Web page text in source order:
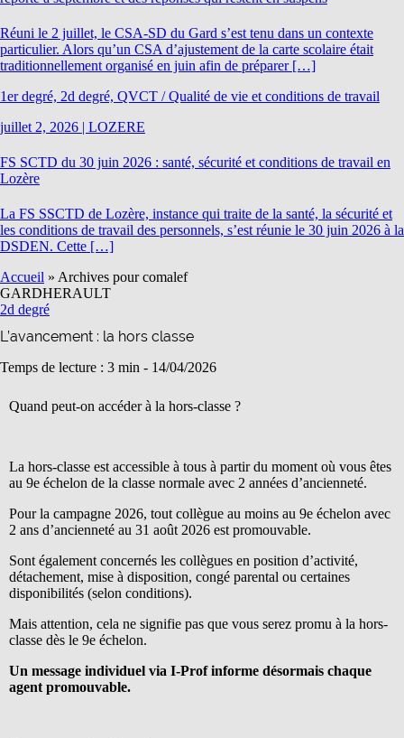
Réuni le 2 juillet, le CSA-SD du Gard s’est tenu dans un contexte
particulier. Alors qu’un CSA d’ajustement de la carte scolaire était
traditionnellement organisé en juin afin de préparer […]
1er degré, 2d degré, QVCT / Qualité de vie et conditions de travail
juillet 2, 2026 | LOZERE
FS SCTD du 30 juin 2026 : santé, sécurité et conditions de travail en
Lozère
La FS SSCTD de Lozère, instance qui traite de la santé, la sécurité et
les conditions de travail des personnels, s’est réunie le 30 juin 2026 à la
DSDEN. Cette […]
Accueil » Archives pour comalef
GARDHERAULT
2d degré
L’avancement : la hors classe
Temps de lecture : 3 min - 14/04/2026
Quand peut-on accéder à la hors-classe ?
La hors-classe est accessible à tous à partir du moment où vous êtes
au 9e échelon de la classe normale avec 2 années d’ancienneté.
Pour la campagne 2026, tout collègue au moins au 9e échelon avec
2 ans d’ancienneté au 31 août 2026 est promouvable.
Sont également concernés les collègues en position d’activité,
détachement, mise à disposition, congé parental ou certaines
disponibilités (selon conditions).
Mais attention, cela ne signifie pas que vous serez promu à la hors-
classe dès le 9e échelon.
Un message individuel via I-Prof informe désormais chaque
agent promouvable.